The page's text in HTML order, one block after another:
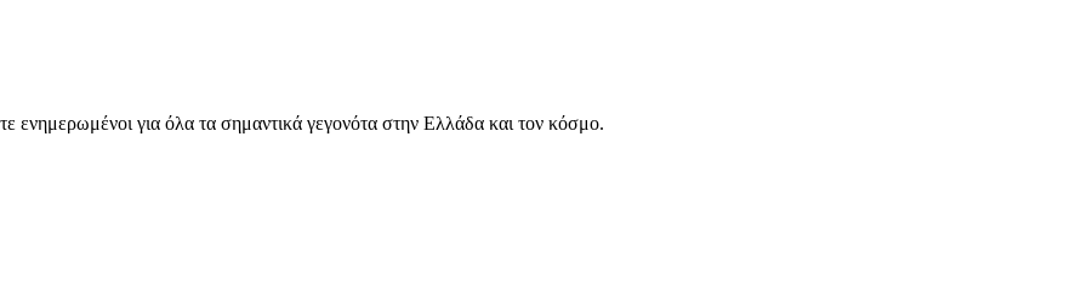
ενημερωμένοι για όλα τα σημαντικά γεγονότα στην Ελλάδα και τον κόσμο.